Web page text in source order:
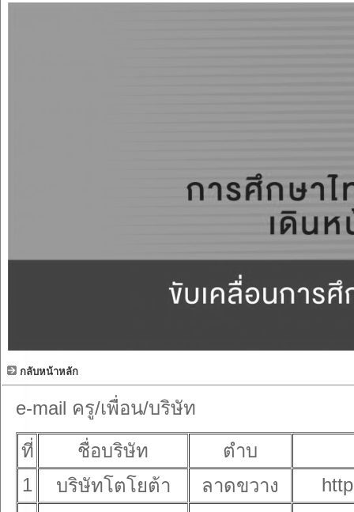
กลับหน้าหลัก
e-mail ครู/เพื่อน/บริษัท
ที่
ชื่อบริษัท
ตำบ
1
บริษัทโตโยต้า ลาดขวาง